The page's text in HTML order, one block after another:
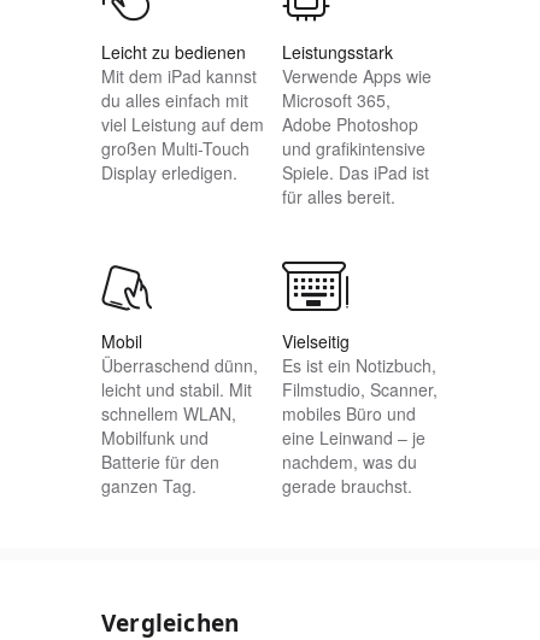
Leicht zu bedienen
Mit dem iPad kannst
du alles einfach mit
viel Leistung auf dem
großen Multi-Touch
Display erledigen.
Leistungsstark
Verwende Apps wie
Microsoft 365,
Adobe Photoshop
und grafik­intensive
Spiele. Das iPad ist
für alles bereit.
Mobil
Überraschend dünn,
leicht und stabil. Mit
schnellem WLAN,
Mobilfunk und
Batterie für den
ganzen Tag.
Vielseitig
Es ist ein Notizbuch,
Filmstudio, Scanner,
mobiles Büro und
eine Leinwand – je
nachdem, was du
gerade brauchst.
Vergleichen